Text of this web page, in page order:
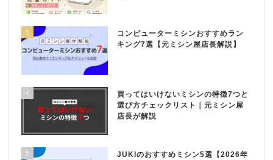
3
コンピューターミシンおすすめラン
キング7選【元ミシン屋店長解説】
4
買ってはいけないミシンの特徴7つと
選び方チェックリスト｜元ミシン屋
店長が解説
5
JUKIのおすすめミシン5選【2026年